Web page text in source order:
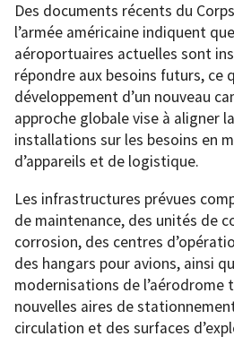
Des documents récents du
l’armée américaine indiquent
aéroportuaires actuelles sont
répondre aux besoins futurs, ce
développement d’un nouveau
approche globale vise à aligner
installations sur les besoins en
d’appareils et de logistique.
Les infrastructures prévues
de maintenance, des unités de
corrosion, des centres
des hangars pour avions, ainsi
modernisations de l’aérodrome
nouvelles aires de
circulation et des surfaces